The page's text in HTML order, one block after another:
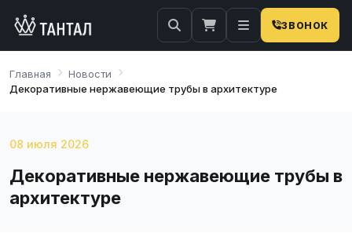
ЗВОНОК
Главная
Новости
Декоративные нержавеющие трубы в архитектуре
08 июля 2026
Декоративные нержавеющие трубы в
архитектуре